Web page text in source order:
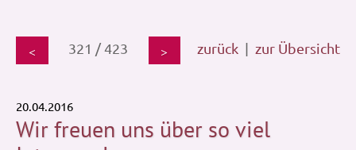
< 321 / 423 > zurück | zur Übersicht
20.04.2016
Wir freuen uns über so viel